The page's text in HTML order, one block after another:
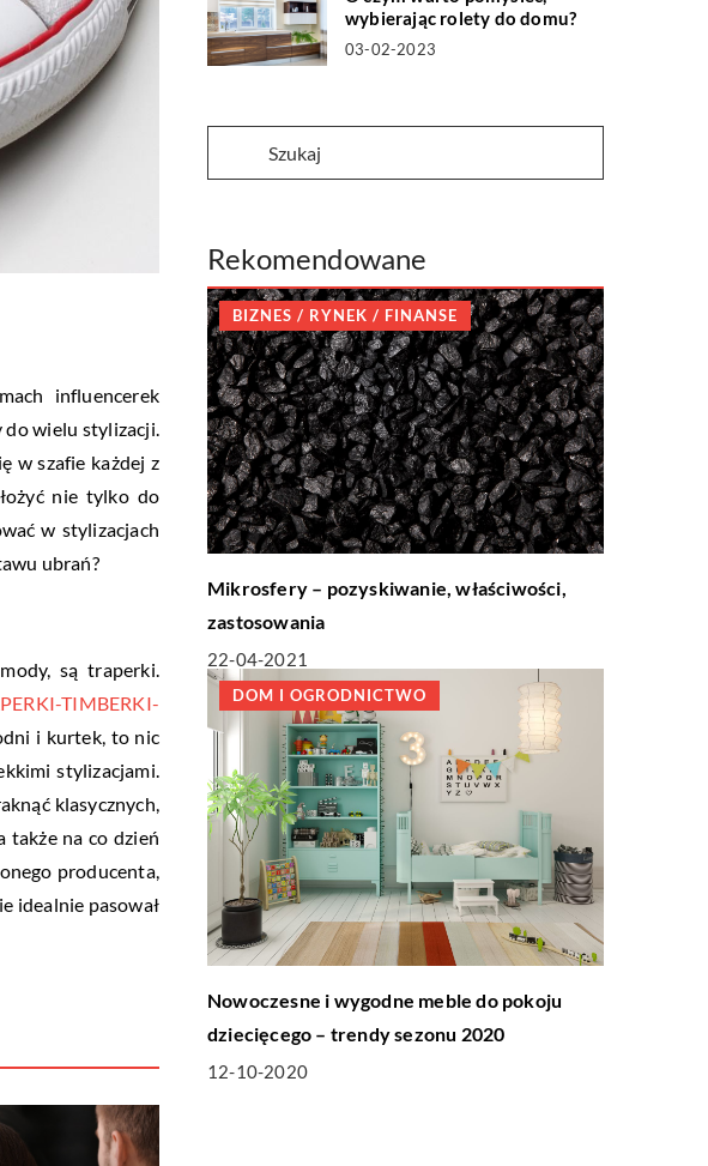
influencerek
do wielu stylizacji.
w szafie każdej z
nie tylko do
w stylizacjach
ubrań?
są traperki.
TIMBERKI-
i kurtek, to nic
stylizacjami.
klasycznych,
także na co dzień
producenta,
idealnie pasował
wybierając rolety do domu?
03-02-2023
Rekomendowane
BIZNES / RYNEK / FINANSE
Mikrosfery – pozyskiwanie, właściwości,
zastosowania
22-04-2021
DOM I OGRODNICTWO
Nowoczesne i wygodne meble do pokoju
dziecięcego – trendy sezonu 2020
12-10-2020